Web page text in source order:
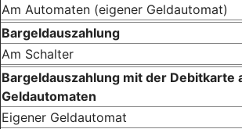
Am Automaten (eigener Geldautomat)
Bargeldauszahlung
Am Schalter
Bargeldauszahlung mit der Debitkarte
Geldautomaten
Eigener Geldautomat